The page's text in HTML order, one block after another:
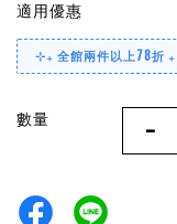
適用優惠
⊹₊ 全館兩件以上78折
數量 -